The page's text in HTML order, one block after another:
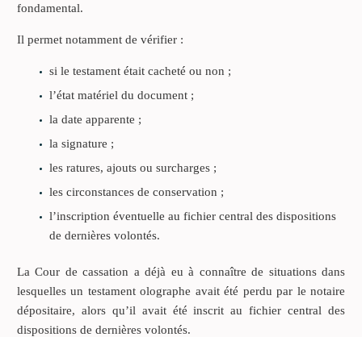
fondamental.
Il permet notamment de vérifier :
si le testament était cacheté ou non ;
l’état matériel du document ;
la date apparente ;
la signature ;
les ratures, ajouts ou surcharges ;
les circonstances de conservation ;
l’inscription éventuelle au fichier central des dispositions
de dernières volontés.
La Cour de cassation a déjà eu à connaître de situations dans
lesquelles un testament olographe avait été perdu par le notaire
dépositaire, alors qu’il avait été inscrit au fichier central des
dispositions de dernières volontés.